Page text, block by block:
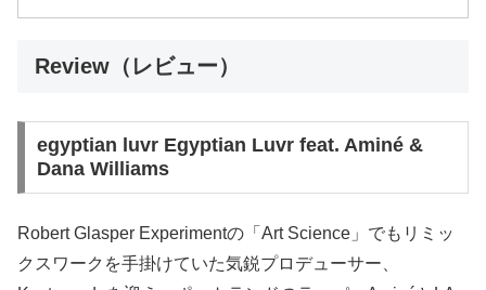
Review（レビュー）
egyptian luvr Egyptian Luvr feat. Aminé &
Dana Williams
Robert Glasper Experimentの「Art Science」でもリミッ
クスワークを手掛けていた気鋭プロデューサー、